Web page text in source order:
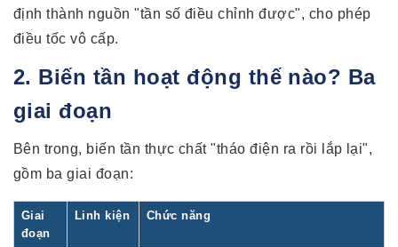
định thành nguồn "tần số điều chỉnh được", cho phép
điều tốc vô cấp.
2. Biến tần hoạt động thế nào? Ba
giai đoạn
Bên trong, biến tần thực chất "tháo điện ra rồi lắp lại",
gồm ba giai đoạn:
Giai
đoạn
Linh kiện Chức năng